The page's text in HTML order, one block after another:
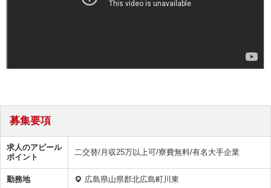
募集要項
求人のアピール
ポイント
二交替/月収25万以上可/寮費無料/有名大手企業
勤務地 広島県山県郡北広島町川東